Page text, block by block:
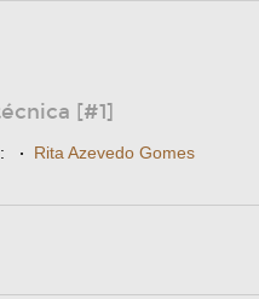
[#1]
· Rita Azevedo Gomes